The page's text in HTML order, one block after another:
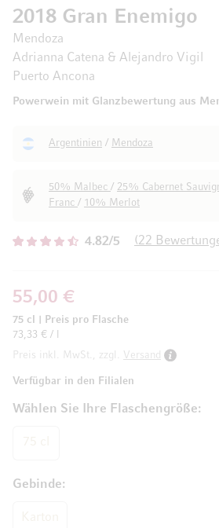
4.82/5 22
2018 Gran Enemigo
Mendoza
Adrianna Catena & Alejandro Vigil
Puerto Ancona
Powerwein mit Glanzbewertung aus
Argentinien / Mendoza
50% Malbec / 25% Cabernet
Franc / 10% Merlot
Wählen Sie Ihre Flaschengröße
Gebinde
55,00 €
75 cl
Preis pro Flasche
73,33 € / l
Preis inkl. MwSt., zzgl.
Versand
Verfügbar in den Filialen